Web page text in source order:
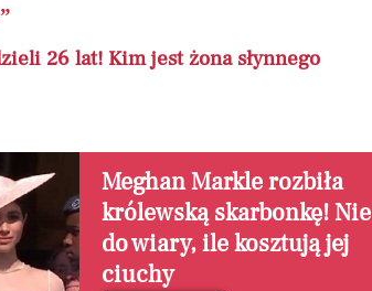
26 lat! Kim jest żona słynnego
Meghan Markle rozbiła
królewską skarbonkę! Nie
do wiary, ile kosztują jej
ciuchy